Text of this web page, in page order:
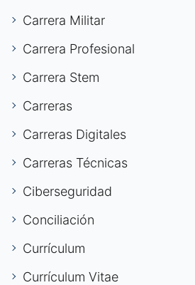
Carrera Militar
Carrera Profesional
Carrera Stem
Carreras
Carreras Digitales
Carreras Técnicas
Ciberseguridad
Conciliación
Currículum
Currículum Vitae